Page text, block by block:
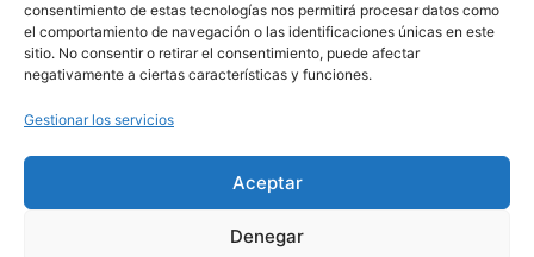
consentimiento de estas tecnologías nos permitirá procesar datos como
el comportamiento de navegación o las identificaciones únicas en este
sitio. No consentir o retirar el consentimiento, puede afectar
negativamente a ciertas características y funciones.
Gestionar los servicios
Aceptar
Denegar
Productos
Servicios